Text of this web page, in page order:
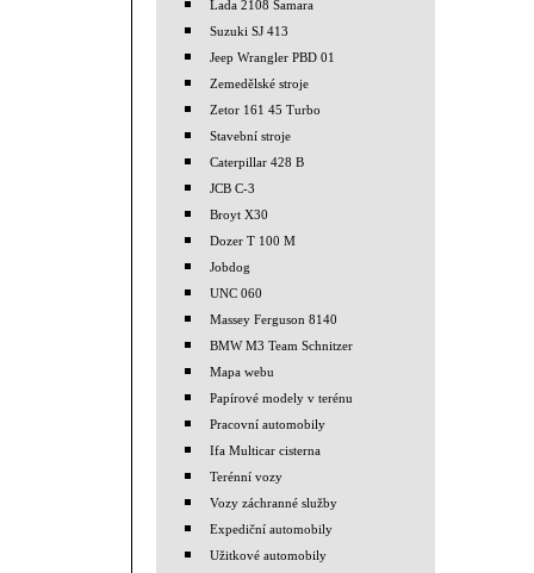
Lada 2108 Samara
Suzuki SJ 413
Jeep Wrangler PBD 01
Zemedělské stroje
Zetor 161 45 Turbo
Stavební stroje
Caterpillar 428 B
JCB C-3
Broyt X30
Dozer T 100 M
Jobdog
UNC 060
Massey Ferguson 8140
BMW M3 Team Schnitzer
Mapa webu
Papírové modely v terénu
Pracovní automobily
Ifa Multicar cisterna
Terénní vozy
Vozy záchranné služby
Expediční automobily
Užitkové automobily